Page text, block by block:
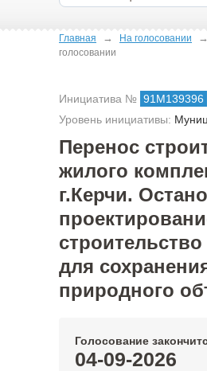
Главная → На голосовании →
голосовании
Инициатива № 91М139396
Уровень инициативы:
Перенос
жилого
г.Керчи.
для
природного
Голосование
04-09-2026